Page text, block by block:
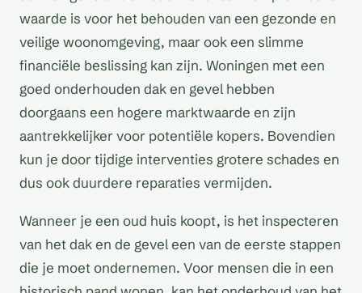
waarde is voor het behouden van een gezonde en
veilige woonomgeving, maar ook een slimme
financiële beslissing kan zijn. Woningen met een
goed onderhouden dak en gevel hebben
doorgaans een hogere marktwaarde en zijn
aantrekkelijker voor potentiële kopers. Bovendien
kun je door tijdige interventies grotere schades en
dus ook duurdere reparaties vermijden.
Wanneer je een oud huis koopt, is het inspecteren
van het dak en de gevel een van de eerste stappen
die je moet ondernemen. Voor mensen die in een